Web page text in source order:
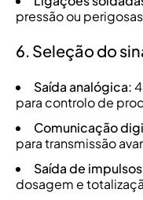
pressão ou perigosas
6. Seleção do
Saída analógica:
para controlo de
Comunicação
para transmissão
Saída de
dosagem e